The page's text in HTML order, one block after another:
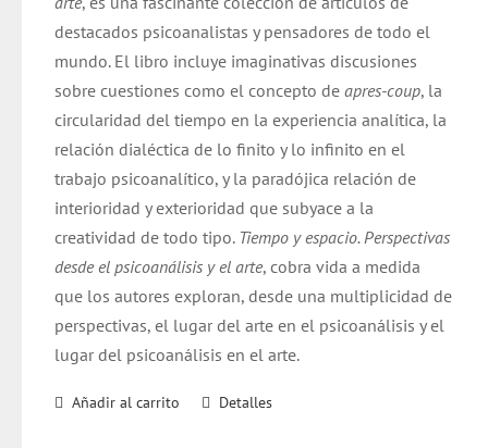
$ 28.000.$ 26.000.
destacados psicoanalistas y pensadores de todo el
mundo. El libro incluye imaginativas discusiones
sobre cuestiones como el concepto de apres-coup, la
circularidad del tiempo en la experiencia analítica, la
relación dialéctica de lo finito y lo infinito en el
trabajo psicoanalítico, y la paradójica relación de
interioridad y exterioridad que subyace a la
creatividad de todo tipo. Tiempo y espacio. Perspectivas
desde el psicoanálisis y el arte, cobra vida a medida
que los autores exploran, desde una multiplicidad de
perspectivas, el lugar del arte en el psicoanálisis y el
lugar del psicoanálisis en el arte.
Añadir al carrito Detalles